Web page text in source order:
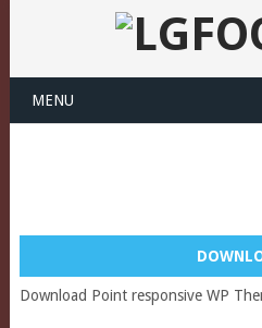
MENU
Download Point responsive WP